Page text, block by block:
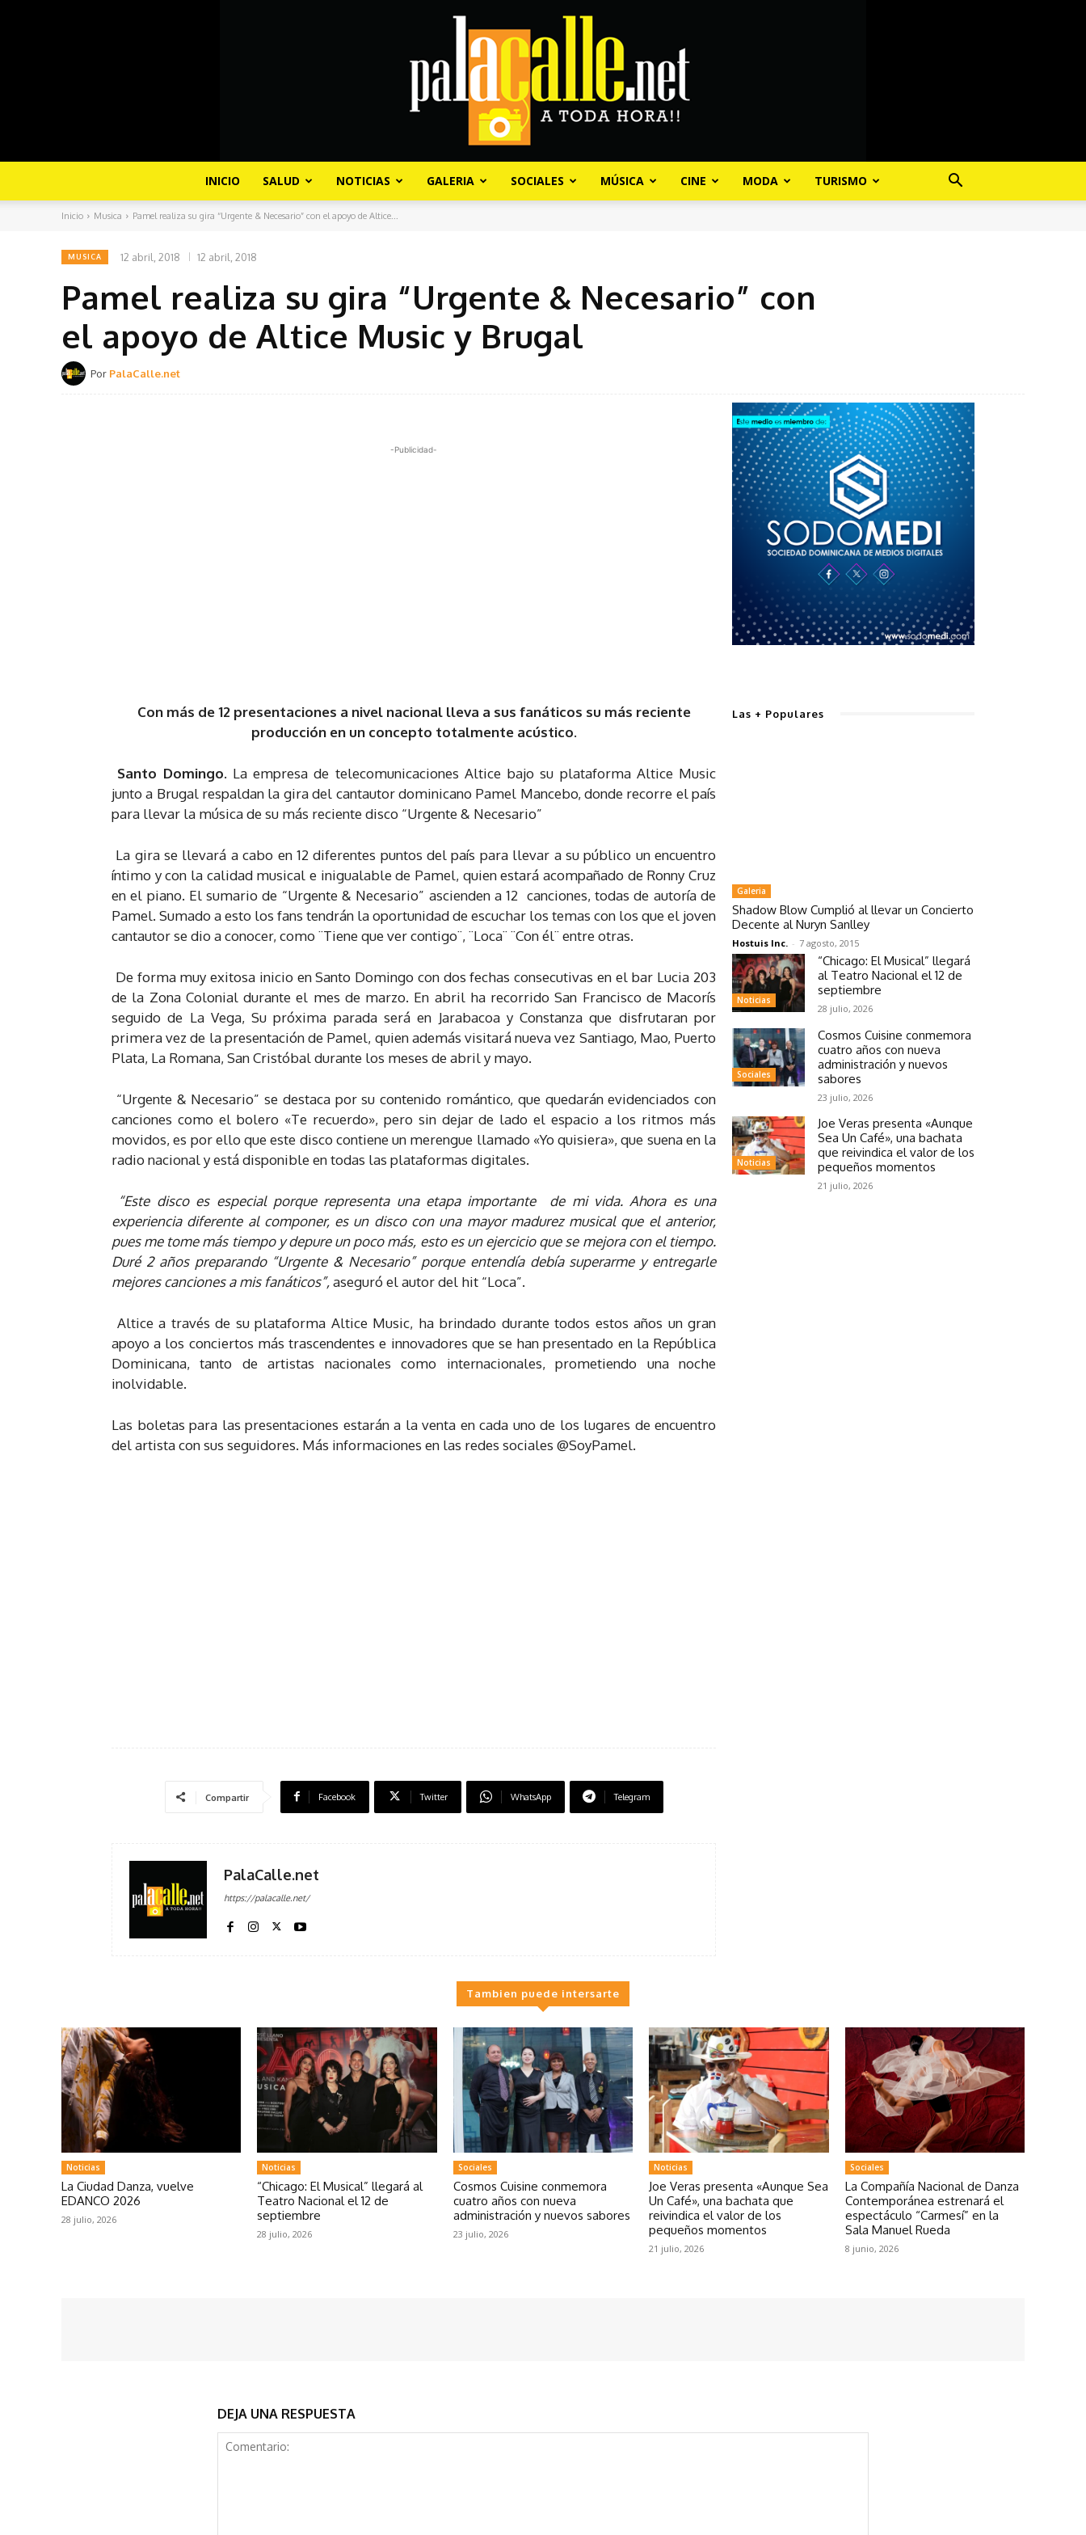
INICIO SALUD NOTICIAS GALERIA SOCIALES MÚSICA CINE MODA TURISMO
Inicio Musica Pamel realiza su gira “Urgente & Necesario” con el apoyo de Altice...
MUSICA 12 abril, 2018 12 abril, 2018
Pamel realiza su gira “Urgente & Necesario” con
el apoyo de Altice Music y Brugal
Por PalaCalle.net
-Publicidad-
Con más de 12 presentaciones a nivel nacional lleva a sus fanáticos su más reciente
producción en un concepto totalmente acústico.
Santo Domingo. La empresa de telecomunicaciones Altice bajo su plataforma Altice Music
junto a Brugal respaldan la gira del cantautor dominicano Pamel Mancebo, donde recorre el país
para llevar la música de su más reciente disco “Urgente & Necesario”
La gira se llevará a cabo en 12 diferentes puntos del país para llevar a su público un encuentro
íntimo y con la calidad musical e inigualable de Pamel, quien estará acompañado de Ronny Cruz
en el piano. El sumario de “Urgente & Necesario” ascienden a 12 canciones, todas de autoría de
Pamel. Sumado a esto los fans tendrán la oportunidad de escuchar los temas con los que el joven
cantautor se dio a conocer, como ¨Tiene que ver contigo¨, ¨Loca¨ ¨Con él¨ entre otras.
De forma muy exitosa inicio en Santo Domingo con dos fechas consecutivas en el bar Lucia 203
de la Zona Colonial durante el mes de marzo. En abril ha recorrido San Francisco de Macorís
seguido de La Vega, Su próxima parada será en Jarabacoa y Constanza que disfrutaran por
primera vez de la presentación de Pamel, quien además visitará nueva vez Santiago, Mao, Puerto
Plata, La Romana, San Cristóbal durante los meses de abril y mayo.
“Urgente & Necesario” se destaca por su contenido romántico, que quedarán evidenciados con
canciones como el bolero «Te recuerdo», pero sin dejar de lado el espacio a los ritmos más
movidos, es por ello que este disco contiene un merengue llamado «Yo quisiera», que suena en la
radio nacional y está disponible en todas las plataformas digitales.
“Este disco es especial porque representa una etapa importante de mi vida. Ahora es una
experiencia diferente al componer, es un disco con una mayor madurez musical que el anterior,
pues me tome más tiempo y depure un poco más, esto es un ejercicio que se mejora con el tiempo.
Duré 2 años preparando “Urgente & Necesario” porque entendía debía superarme y entregarle
mejores canciones a mis fanáticos”,aseguró el autor del hit “Loca”.
Altice a través de su plataforma Altice Music, ha brindado durante todos estos años un gran
apoyo a los conciertos más trascendentes e innovadores que se han presentado en la República
Dominicana, tanto de artistas nacionales como internacionales, prometiendo una noche
inolvidable.
Las boletas para las presentaciones estarán a la venta en cada uno de los lugares de encuentro
del artista con sus seguidores. Más informaciones en las redes sociales @SoyPamel.
Compartir Facebook Twitter WhatsApp Telegram
PalaCalle.net
https://palacalle.net/
Las + Populares
Galeria
Shadow Blow Cumplió al llevar un Concierto
Decente al Nuryn Sanlley
Hostuis Inc. - 7 agosto, 2015
Noticias
“Chicago: El Musical” llegará
al Teatro Nacional el 12 de
septiembre
28 julio, 2026
Sociales
Cosmos Cuisine conmemora
cuatro años con nueva
administración y nuevos
sabores
23 julio, 2026
Noticias
Joe Veras presenta «Aunque
Sea Un Café», una bachata
que reivindica el valor de los
pequeños momentos
21 julio, 2026
Tambien puede intersarte
Noticias
La Ciudad Danza, vuelve
EDANCO 2026
28 julio, 2026
Noticias
“Chicago: El Musical” llegará al
Teatro Nacional el 12 de
septiembre
28 julio, 2026
Sociales
Cosmos Cuisine conmemora
cuatro años con nueva
administración y nuevos sabores
23 julio, 2026
Noticias
Joe Veras presenta «Aunque Sea
Un Café», una bachata que
reivindica el valor de los
pequeños momentos
21 julio, 2026
Sociales
La Compañía Nacional de Danza
Contemporánea estrenará el
espectáculo “Carmesí” en la
Sala Manuel Rueda
8 junio, 2026
DEJA UNA RESPUESTA